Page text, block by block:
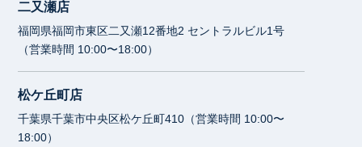
二又瀬店
福岡県福岡市東区二又瀬12番地2 セントラルビル1号
（営業時間 10:00〜18:00）
松ケ丘町店
千葉県千葉市中央区松ケ丘町410（営業時間 10:00〜
18:00）